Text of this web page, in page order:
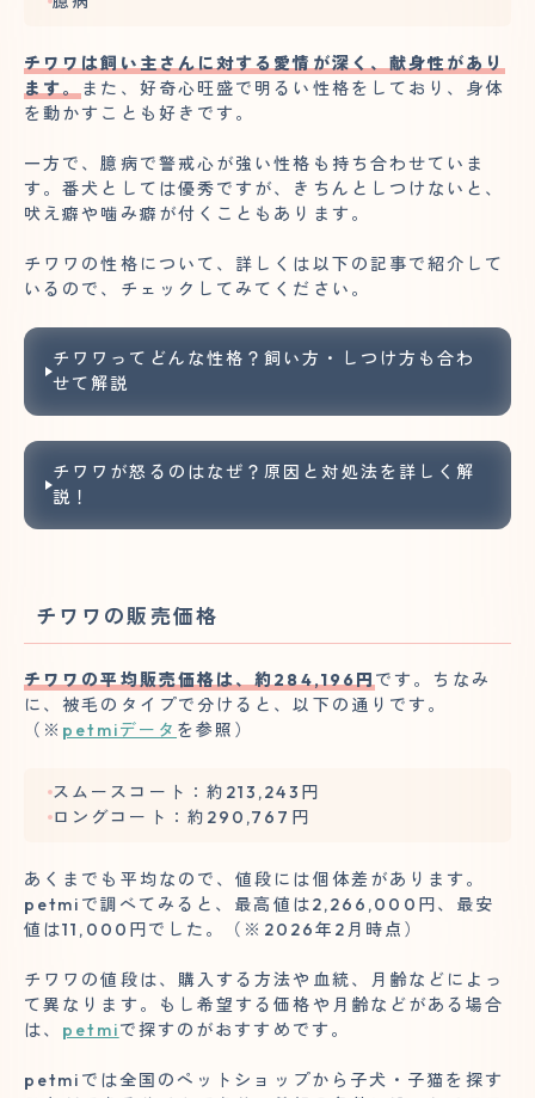
チワワは飼い主さんに対する愛情が深く、献身性があり
ます。 また、好奇心旺盛で明るい性格をしており、身体
を動かすことも好きです。
一方で、臆病で警戒心が強い性格も持ち合わせていま
す。番犬としては優秀ですが、きちんとしつけないと、
吠え癖や噛み癖が付くこともあります。
チワワの性格について、詳しくは以下の記事で紹介して
いるので、チェックしてみてください。
チワワってどんな性格？飼い方・しつけ方も合わ
せて解説
チワワが怒るのはなぜ？原因と対処法を詳しく解
説！
チワワの販売価格
チワワの平均販売価格は、約284,196円 です。ちなみ
に、被毛のタイプで分けると、以下の通りです。
（※ petmiデータ を参照）
スムースコート：約213,243円
ロングコート：約290,767円
あくまでも平均なので、値段には個体差があります。
petmiで調べてみると、最高値は2,266,000円、最安
値は11,000円でした。（※2026年2月時点）
チワワの値段は、購入する方法や血統、月齢などによっ
て異なります。もし希望する価格や月齢などがある場合
は、 petmiで探すのがおすすめです。
petmiでは全国のペットショップから子犬・子猫を探す